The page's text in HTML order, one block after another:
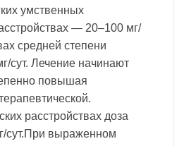
умственных
— 20–100 мг/
средней степени
сут. Лечение начинают
повышая
расстройствах доза
сут.При выраженном